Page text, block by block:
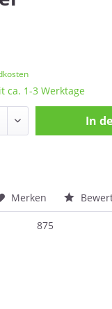
ca. 1-3 Werktage
In
Merken
875